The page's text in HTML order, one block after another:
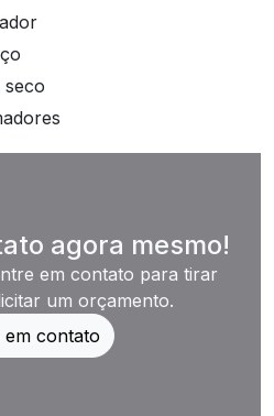
seco
agora mesmo!
em contato para tirar
um orçamento.
em contato